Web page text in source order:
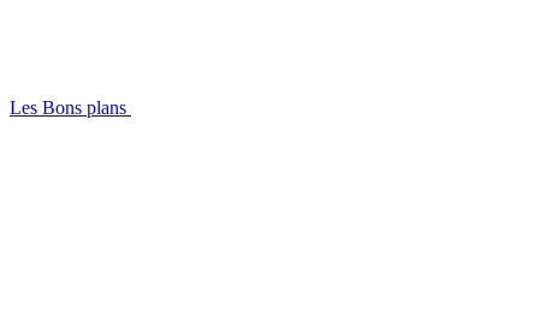
Les Bons plans